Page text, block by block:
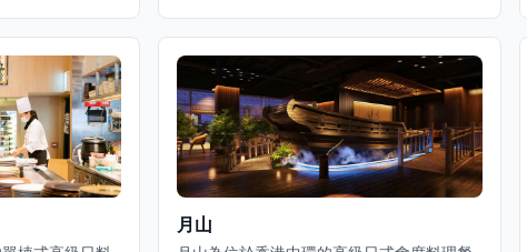
3時及下午6時
餐廳體現了這
意大利牛扒屋傳
麵、咖啡燉飯和各種素食選擇。餐廳的裝潢
融合了工業風格的粗獷與現代設計的精緻，
營造出獨特而舒適的用餐氛圍。廚師團隊精
心挑選優質食材，每一道菜都經過精心烹
調，確保呈現最佳風味。餐廳特別注重素食
選擇，為素食者提供多樣化的美味選擇。無
論是與朋友小聚還是家庭聚餐，Pentola都能
這個充滿文化氛圍的環境中，享受地中海料
月山